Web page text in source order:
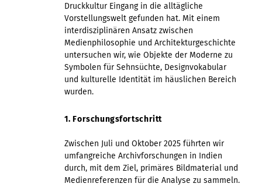
Druckkultur Eingang in die alltägliche
Vorstellungswelt gefunden hat. Mit einem
interdisziplinären Ansatz zwischen
Medienphilosophie und Architekturgeschichte
untersuchen wir, wie Objekte der Moderne zu
Symbolen für Sehnsüchte, Designvokabular
und kulturelle Identität im häuslichen Bereich
wurden.
1. Forschungsfortschritt
Zwischen Juli und Oktober 2025 führten wir
umfangreiche Archivforschungen in Indien
durch, mit dem Ziel, primäres Bildmaterial und
Medienreferenzen für die Analyse zu sammeln.